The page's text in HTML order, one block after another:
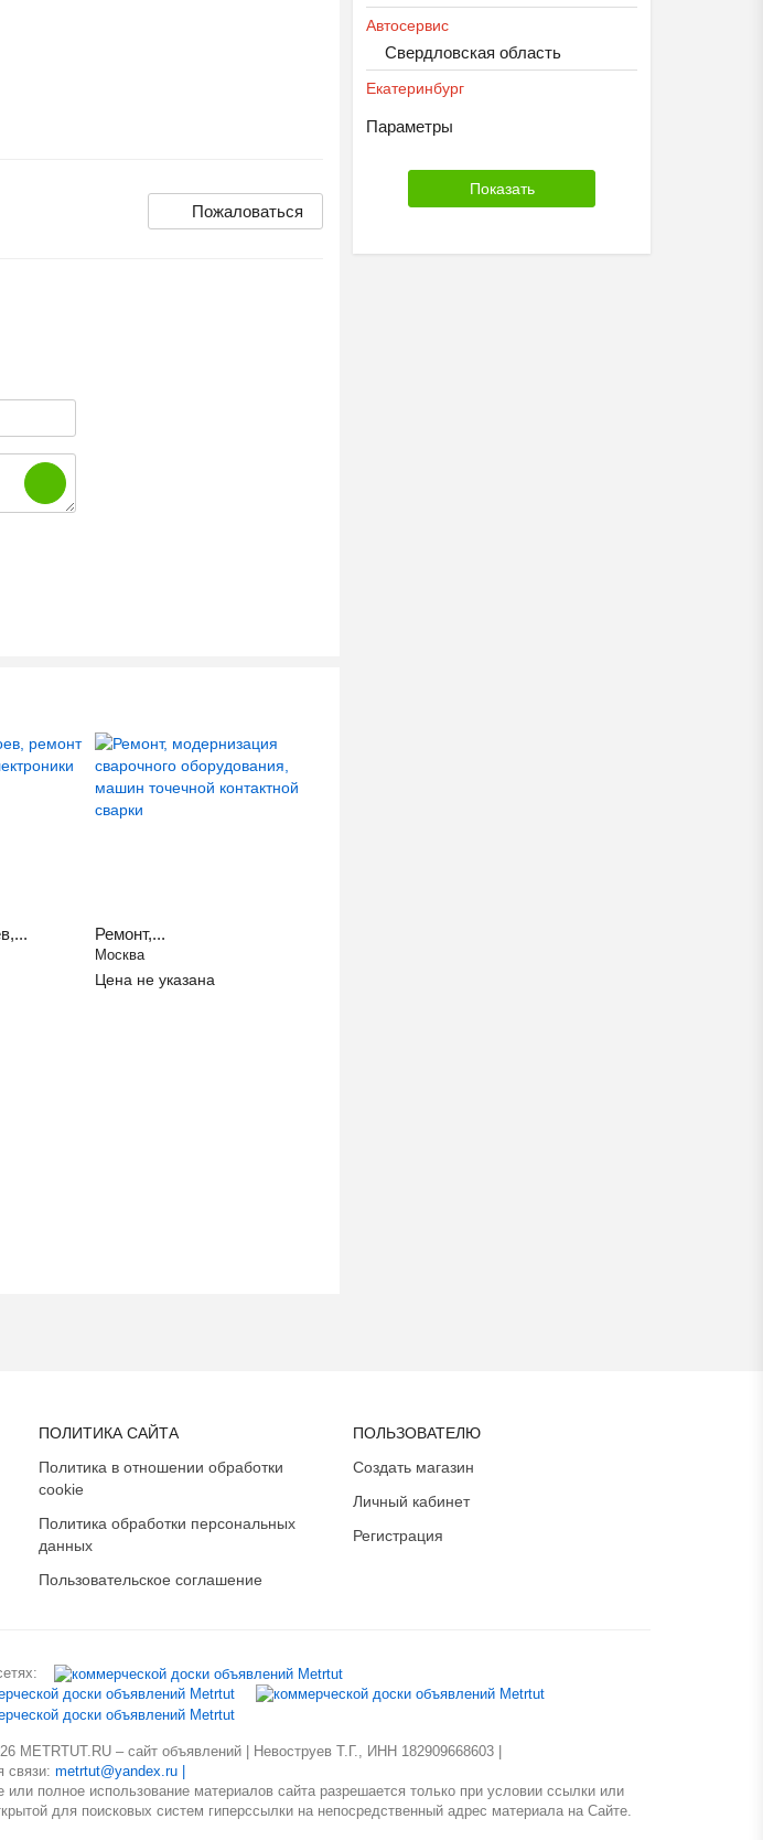
Пожаловаться
Ремонт,...
Москва
Цена не указана
Автосервис
Свердловская область
Екатеринбург
Параметры
ПОЛИТИКА САЙТА
Политика в отношении обработки
cookie
Политика обработки персональных
данных
Пользовательское соглашение
ПОЛЬЗОВАТЕЛЮ
Создать магазин
Личный кабинет
Регистрация
METRTUT.RU – сайт объявлений | Невоструев Т.Г., ИНН 182909668603 |
связи: metrtut@yandex.ru |
или полное использование материалов сайта разрешается только при условии ссылки или
для поисковых систем гиперссылки на непосредственный адрес материала на Сайте.